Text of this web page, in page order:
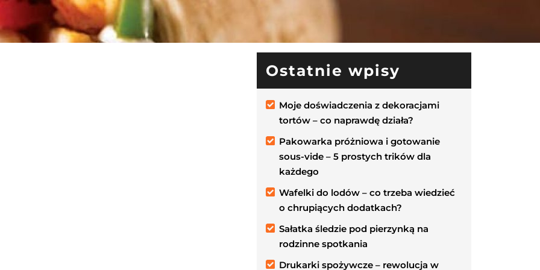
Ostatnie wpisy
Moje doświadczenia z dekoracjami
tortów – co naprawdę działa?
Pakowarka próżniowa i gotowanie
sous-vide – 5 prostych trików dla
każdego
Wafelki do lodów – co trzeba wiedzieć
o chrupiących dodatkach?
Sałatka śledzie pod pierzynką na
rodzinne spotkania
Drukarki spożywcze – rewolucja w